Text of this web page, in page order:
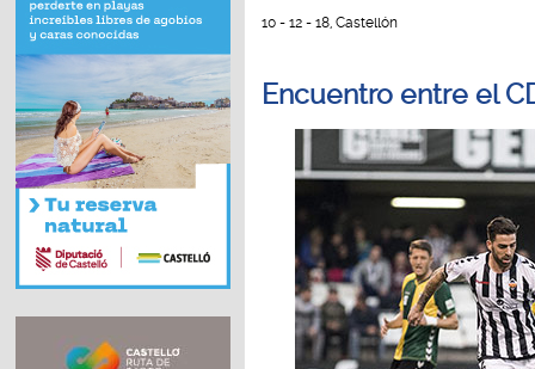
10 - 12 - 18, Castellón
Encuentro entre el